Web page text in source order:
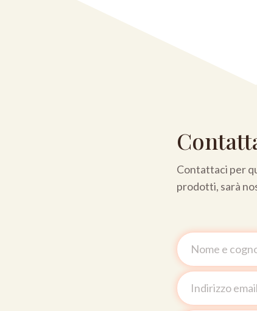
Contattaci per
prodotti, sarà